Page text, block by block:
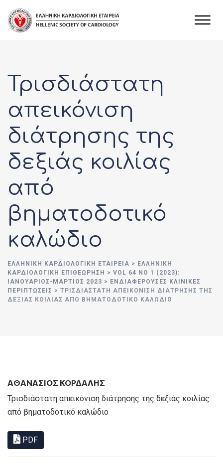
content
Τρισδιάστατη
απεικόνιση
διάτρησης της
δεξιάς κοιλίας
από
βηματοδοτικό
καλώδιο
ΕΛΛΗΝΙΚΉ ΚΑΡΔΙΟΛΟΓΙΚΉ ΕΤΑΙΡΕΊΑ > ΕΛΛΗΝΙΚΗ
ΚΑΡΔΙΟΛΟΓΙΚΗ ΕΠΙΘΕΩΡΗΣΗ > VOL 64 NO 1 (2023):
ΙΑΝΟΥΑΡΙΟΣ-ΜΑΡΤΙΟΣ 2023 > ΕΝΔΙΑΦΕΡΟΥΣΕΣ ΚΛΙΝΙΚΕΣ
ΠΕΡΙΠΤΩΣΕΙΣ > ΤΡΙΣΔΙΆΣΤΑΤΗ ΑΠΕΙΚΌΝΙΣΗ ΔΙΆΤΡΗΣΗΣ ΤΗΣ
ΔΕΞΙΆΣ ΚΟΙΛΊΑΣ ΑΠΌ ΒΗΜΑΤΟΔΟΤΙΚΌ ΚΑΛΏΔΙΟ
ΑΘΑΝΑΣΙΟΣ ΚΟΡΔΑΛΗΣ
Τρισδιάστατη απεικόνιση διάτρησης της δεξιάς κοιλίας
από βηματοδοτικό καλώδιο
PDF